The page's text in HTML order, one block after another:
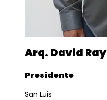
Arq. David Ray
Presidente
San Luis